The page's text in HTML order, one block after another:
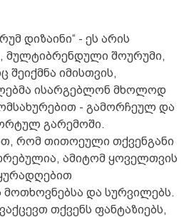
დიზაინი“ - ეს არის
მულტიბრენდული შოურუმი,
შეიქმნა იმისთვის,
ისარგებლონ მხოლოდ
- გამორჩეულ და
გარემოში.
რომ თითოეული თქვენგანი
ამიტომ ყოველთვის
მოთხოვნებსა და სურვილებს.
თქვენს ფანტაზიებს,